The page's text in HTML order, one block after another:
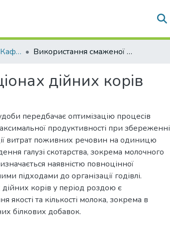
Друковані видання. Кафедра біології продуктивності тварин імені академіка О. В. Квасницького Використання смаженої сої в раціонах дійних корів
дійних корів
передбачає оптимізацію процесів
продуктивності при збереженні
витрат поживних речовин на одиницю
галузі скотарства, зокрема молочного
наявністю повноцінної
підходами до організації годівлі.
корів у період роздою є
та кількості молока, зокрема в
білкових добавок.